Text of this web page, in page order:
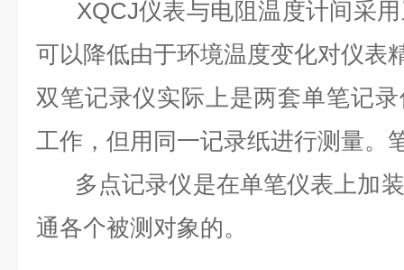
XQCJ仪表与电阻温度计间采用
可以降低由于环境温度变化对仪表
双笔记录仪实际上是两套单笔记
工作，但用同一记录纸进行测量。
多点记录仪是在单笔仪表上加
通各个被测对象的。